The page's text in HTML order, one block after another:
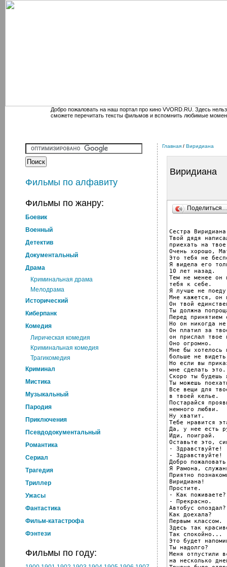
Добро пожаловать на наш портал про кино VVORD.RU. Здесь
сможете перечитать тексты фильмов и вспомнить любимые
Фильмы по алфавиту
Фильмы по жанру:
Боевик
Военный
Детектив
Документальный
Драма
Криминальная драма
Мелодрама
Исторический
Киберпанк
Комедия
Лирическая комедия
Криминальная комедия
Трагикомедия
Криминал
Мистика
Музыкальный
Пародия
Приключения
Псевдодокументальный
Романтика
Cериал
Трагедия
Триллер
Ужасы
Фантастика
Фильм-катастрофа
Фэнтези
Фильмы по году:
Главная / Виридиана
Виридиана
Сестра
Твой дядя
приехать на
Очень хорошо,
Это тебя не
Я видела его
10 лет назад.
Тем не менее он
тебя к себе.
Я лучше не
Мне кажется, он
Он твой
Ты должна
Перед принятием
Но он никогда
Он платил за
он прислал твое
Оно огромно.
Мне бы хотелось
больше не
Но если вы
мне сделать
Скоро ты будешь
Ты можешь
Все вещи для
в твоей келье.
Постарайся
немного любви.
Ну хватит.
Тебе нравится
Да, у нее есть
Иди, поиграй.
Оставьте это,
- Здравствуйте!
- Здравствуйте!
Добро
Я Рамона,
Приятно
Виридиана!
Простите.
- Как поживаете?
- Прекрасно.
Автобус опоздал?
Как доехала?
Первым классом.
Здесь так
Так спокойно...
Это будет
Ты надолго?
Меня отпустили
на несколько